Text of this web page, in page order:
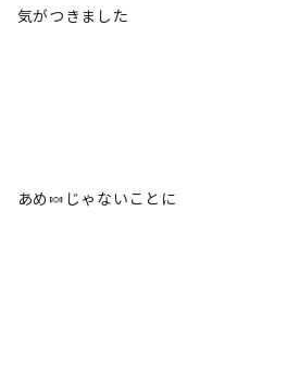
気がつきました
あめ🍬じゃないことに